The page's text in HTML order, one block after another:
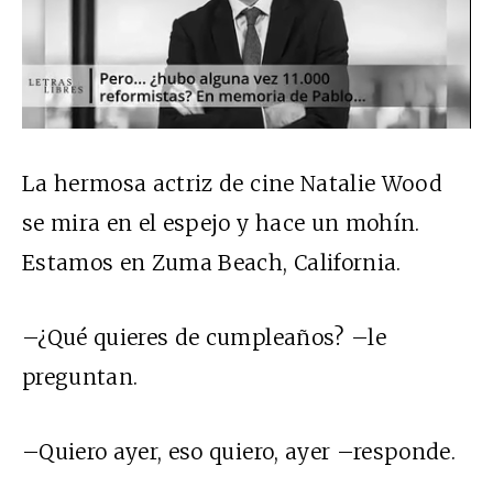
La hermosa actriz de cine Natalie Wood
se mira en el espejo y hace un mohín.
Estamos en Zuma Beach, California.
–¿Qué quieres de cumpleaños? –le
preguntan.
–Quiero ayer, eso quiero, ayer –responde.